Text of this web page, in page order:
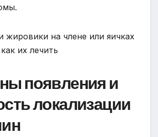
появления и
локализации